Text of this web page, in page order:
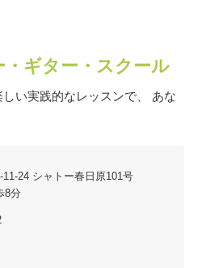
ギター・スクール
い実践的なレッスンで、 あな
24 シャトー春日原101号
8分